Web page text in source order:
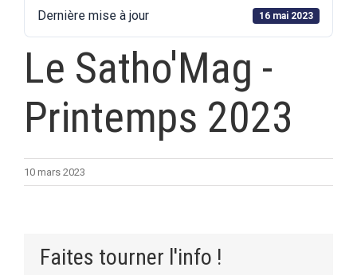
Dernière mise à jour 16 mai 2023
Le Satho'Mag -
Printemps 2023
10 mars 2023
Faites tourner l'info !